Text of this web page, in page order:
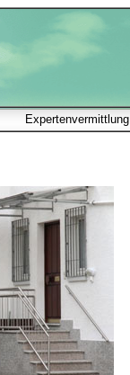
Expertenvermittlung